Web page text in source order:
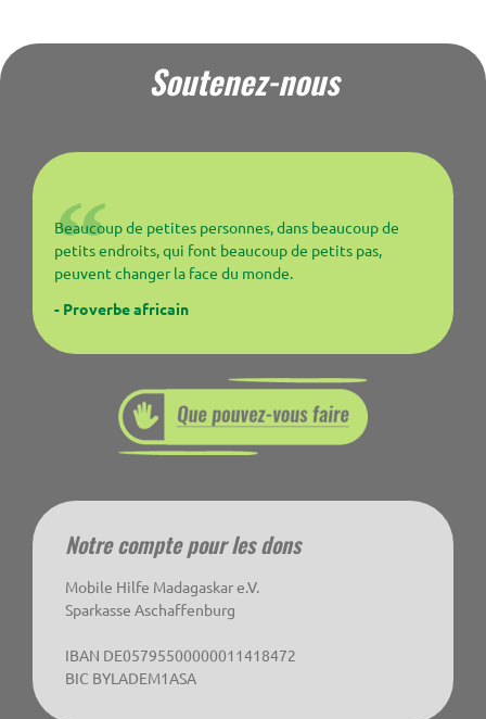
Soutenez-nous
Beaucoup de petites personnes, dans beaucoup de
petits endroits, qui font beaucoup de petits pas,
peuvent changer la face du monde.
- Proverbe africain
Notre compte pour les dons
Mobile Hilfe Madagaskar e.V.
Sparkasse Aschaffenburg
IBAN DE05795500000011418472
BIC BYLADEM1ASA